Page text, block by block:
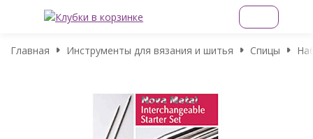
Главная Инструменты для вязания и шитья Спицы